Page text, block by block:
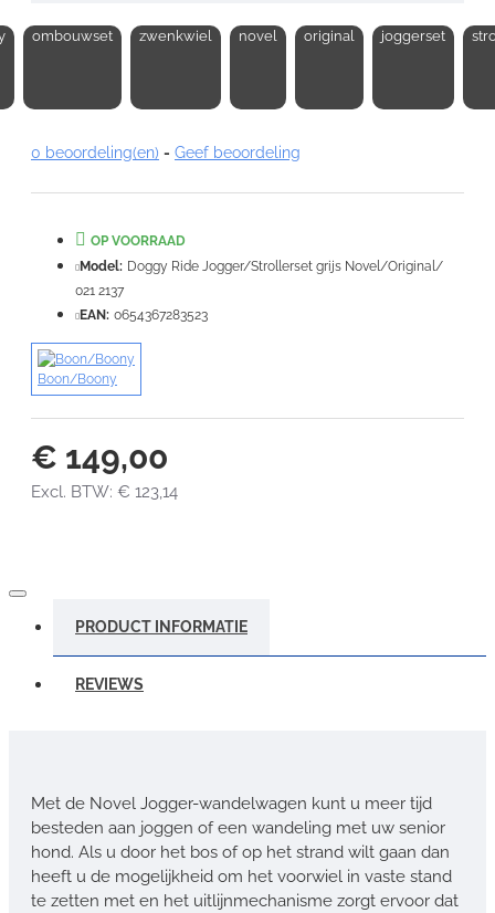
Note:HTML-code wordt niet vertaald!
Slecht
VERDER
ombouwset zwenkwiel novel original joggerset
0 beoordeling(en) - Geef beoordeling
€ 149,00
Excl. BTW: € 123,14
OP VOORRAAD
Model: Doggy Ride Jogger/Strollerset grijs Novel/Original/
021 2137
EAN: 0654367283523
Boon/Boony
PRODUCT INFORMATIE
REVIEWS
Met de Novel Jogger-wandelwagen kunt u meer tijd
besteden aan joggen of een wandeling met uw senior
hond. Als u door het bos of op het strand wilt gaan dan
heeft u de mogelijkheid om het voorwiel in vaste stand
te zetten met en het uitlijnmechanisme zorgt ervoor dat